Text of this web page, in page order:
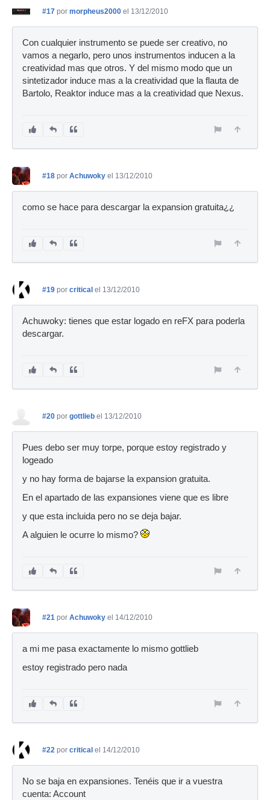
#17 por morpheus2000 el 13/12/2010
Con cualquier instrumento se puede ser creativo, no
vamos a negarlo, pero unos instrumentos inducen a la
creatividad mas que otros. Y del mismo modo que un
sintetizador induce mas a la creatividad que la flauta de
Bartolo, Reaktor induce mas a la creatividad que Nexus.
#18 por Achuwoky el 13/12/2010
como se hace para descargar la expansion gratuita¿¿
#19 por critical el 13/12/2010
Achuwoky: tienes que estar logado en reFX para poderla
descargar.
#20 por gottlieb el 13/12/2010
Pues debo ser muy torpe, porque estoy registrado y
logeado
y no hay forma de bajarse la expansion gratuita.
En el apartado de las expansiones viene que es libre
y que esta incluida pero no se deja bajar.
A alguien le ocurre lo mismo?
#21 por Achuwoky el 14/12/2010
a mi me pasa exactamente lo mismo gottlieb
estoy registrado pero nada
#22 por critical el 14/12/2010
No se baja en expansiones. Tenéis que ir a vuestra
cuenta: Account